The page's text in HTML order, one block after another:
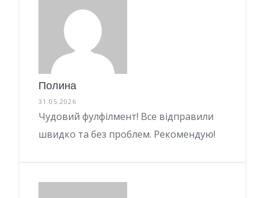
Полина
31.05.2026
Чудовий фулфілмент! Все відправили
швидко та без проблем. Рекомендую!